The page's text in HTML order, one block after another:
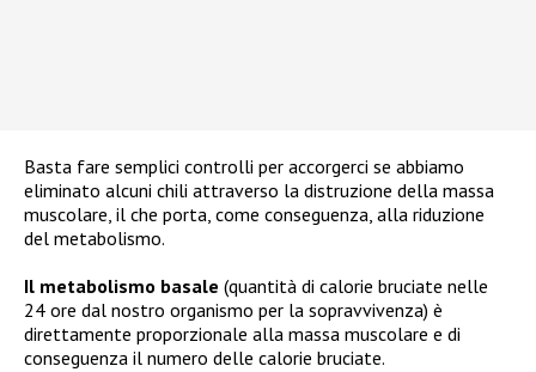
Basta fare semplici controlli per accorgerci se abbiamo
eliminato alcuni chili attraverso la distruzione della massa
muscolare, il che porta, come conseguenza, alla riduzione
del metabolismo.
Il metabolismo basale (quantità di calorie bruciate nelle
24 ore dal nostro organismo per la sopravvivenza) è
direttamente proporzionale alla massa muscolare e di
conseguenza il numero delle calorie bruciate.